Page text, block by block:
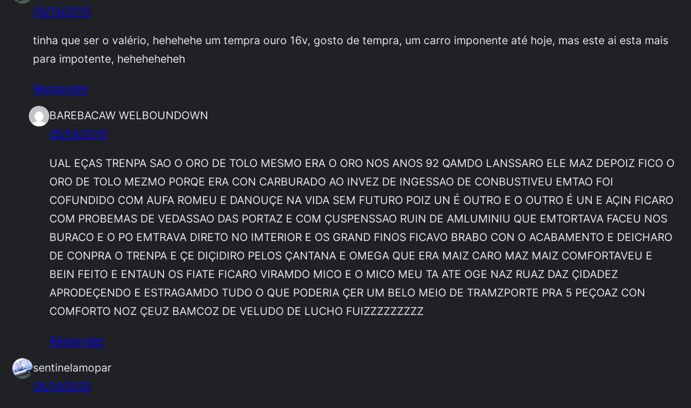
05/14/2010
tinha que ser o valério, hehehehe um tempra ouro 16v, gosto de tempra, um carro imponente até hoje, mas este ai esta mais
para impotente, heheheheheh
Responder
BAREBACAW WELBOUNDOWN
05/14/2010
UAL EÇAS TRENPA SAO O ORO DE TOLO MESMO ERA O ORO NOS ANOS 92 QAMDO LANSSARO ELE MAZ DEPOIZ FICO O
ORO DE TOLO MEZMO PORQE ERA CON CARBURADO AO INVEZ DE INGESSAO DE CONBUSTIVEU EMTAO FOI
COFUNDIDO COM AUFA ROMEU E DANOUÇE NA VIDA SEM FUTURO POIZ UN É OUTRO E O OUTRO É UN E AÇIN FICARO
COM PROBEMAS DE VEDASSAO DAS PORTAZ E COM ÇUSPENSSAO RUIN DE AMLUMINIU QUE EMTORTAVA FACEU NOS
BURACO E O PO EMTRAVA DIRETO NO IMTERIOR E OS GRAND FINOS FICAVO BRABO CON O ACABAMENTO E DEICHARO
DE CONPRA O TRENPA E ÇE DIÇIDIRO PELOS ÇANTANA E OMEGA QUE ERA MAIZ CARO MAZ MAIZ COMFORTAVEU E
BEIN FEITO E ENTAUN OS FIATE FICARO VIRAMDO MICO E O MICO MEU TA ATE OGE NAZ RUAZ DAZ ÇIDADEZ
APRODEÇENDO E ESTRAGAMDO TUDO O QUE PODERIA ÇER UM BELO MEIO DE TRAMZPORTE PRA 5 PEÇOAZ CON
COMFORTO NOZ ÇEUZ BAMCOZ DE VELUDO DE LUCHO FUIZZZZZZZZZ
Responder
sentinelamopar
05/14/2010